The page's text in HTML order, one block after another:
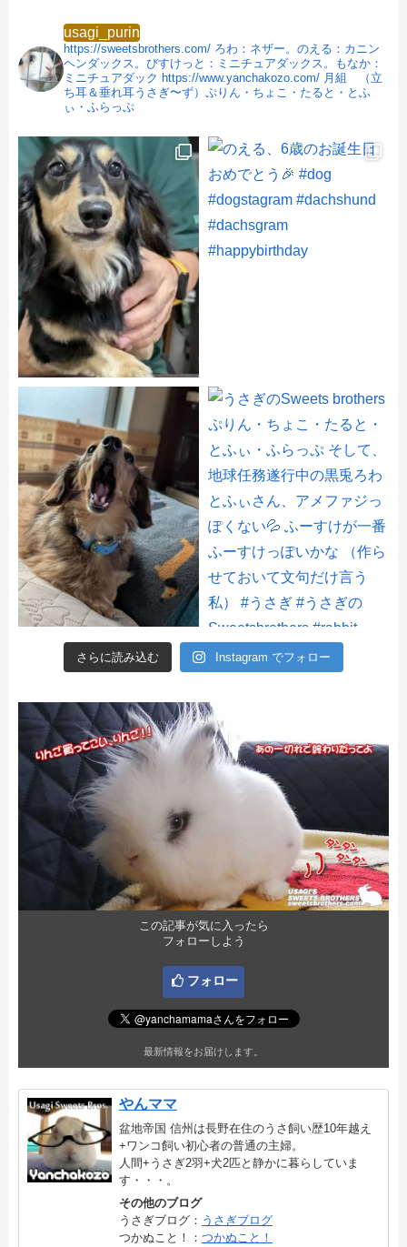
usagi_purin
https://sweetsbrothers.com/ ろわ：ネザー。のえる：カニン
ヘンダックス。びすけっと：ミニチュアダックス。もなか：
ミニチュアダック https://www.yanchakozo.com/ 月組 （立
ち耳＆垂れ耳うさぎ〜ず）ぷりん・ちょこ・たると・とふ
ぃ・ふらっぷ
さらに読み込む Instagram でフォロー
この記事が気に入ったら
フォローしよう
フォロー
最新情報をお届けします。
やんママ
盆地帝国 信州は長野在住のうさ飼い歴10年越え
+ワンコ飼い初心者の普通の主婦。
人間+うさぎ2羽+犬2匹と静かに暮らしていま
す・・・。
その他のブログ
うさぎブログ： うさぎブログ
つかぬこと！： つかぬこと！